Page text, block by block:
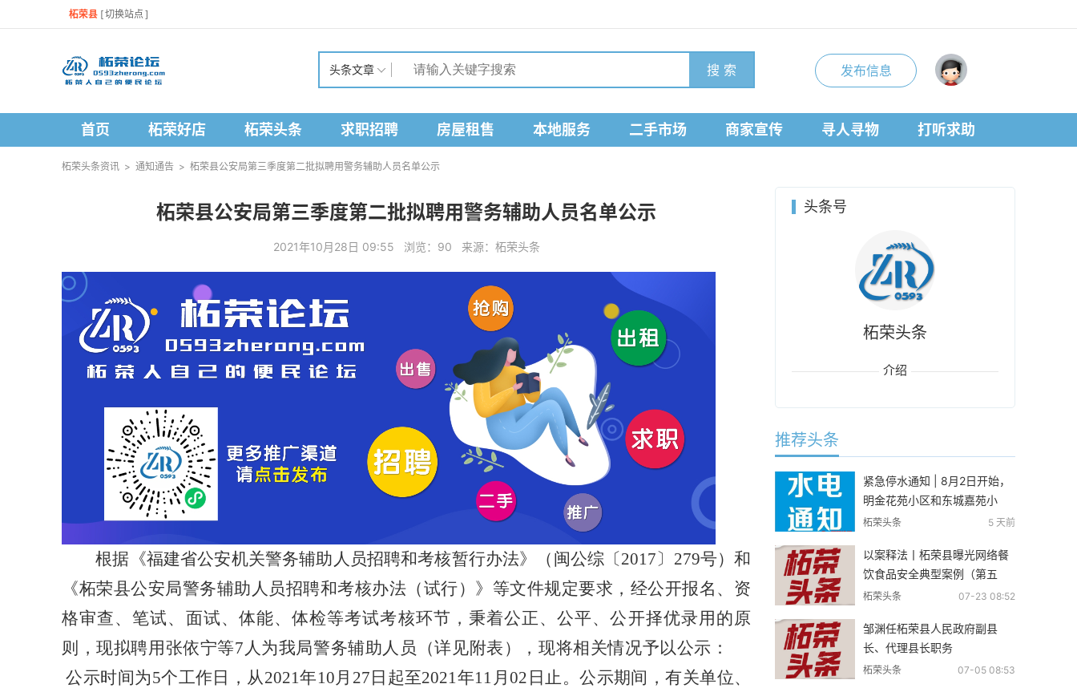
柘荣县 [切换站点 ]
头条文章 搜 索 发布信息
首页 柘荣好店 柘荣头条 求职招聘 房屋租售 本地服务 二手市场 商家宣传 寻人寻物 打听求助
柘荣头条资讯 > 通知通告 > 柘荣县公安局第三季度第二批拟聘用警务辅助人员名单公示
柘荣县公安局第三季度第二批拟聘用警务辅助人员名单公示
2021年10月28日 09:55 浏览：90 来源：柘荣头条
根据《福建省公安机关警务辅助人员招聘和考核暂行办法》（闽公综〔2017〕 279号）和
《柘荣县公安局警务辅助人员招聘和考核办法（试行）》等文件规定要求，经公开报名、资
格审查、笔试、面试、体能、体检等考试考核环节，秉着公正、公平、公开择优录用的原
则，现拟聘用张依宁等7 人为我局警务辅助人员（详见附表），现将相关情况予以公示：
公示时间为5个工作日，从2021年10月 27 日起至2021年11 月02 日止。公示期间，有关单位、
头条号
柘荣头条
介绍
推荐头条
紧急停水通知 | 8月2日开始，
明金花苑小区和东城嘉苑小
区……
柘荣头条 5 天前
以案释法丨柘荣县曝光网络餐
饮食品安全典型案例（第五
期）有你认识的吗？
柘荣头条 07-23 08:52
邹渊任柘荣县人民政府副县
长、代理县长职务
柘荣头条 07-05 08:53